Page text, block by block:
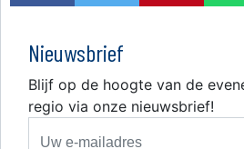
Nieuwsbrief
Blijf op de hoogte van de
regio via onze nieuwsbrief!